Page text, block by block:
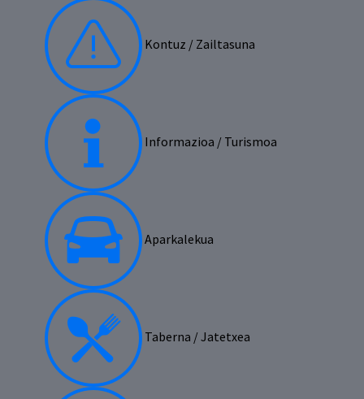
Kontuz / Zailtasuna
Informazioa / Turismoa
Aparkalekua
Taberna / Jatetxea